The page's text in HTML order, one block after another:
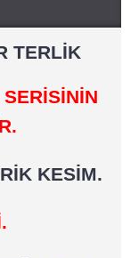
TERLİK
KESİM.